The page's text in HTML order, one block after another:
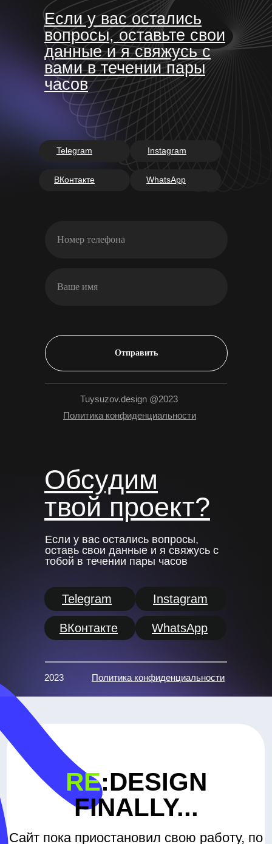
Telegram Instagram
WhatsApp
ВКонтакте
Tuysuzov.design @2023
Политика конфиденциальности
Если у вас остались
вопросы, оставьте свои
данные и я свяжусь с
вами в течении пары
часов
Отправить
Telegram Instagram
WhatsApp
ВКонтакте
Обсудим
твой проект?
Если у вас остались вопросы,
оставь свои данные и я свяжусь с
тобой в течении пары часов
2023 Политика конфиденциальности